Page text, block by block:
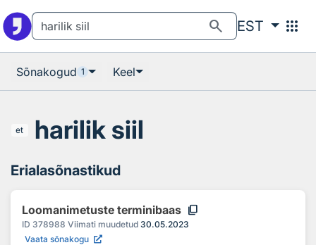
search EST apps
Sõnakogud 1 Keel
et harilik siil
Erialasõnastikud
Loomanimetuste terminibaas content_copy
ID 378988 Viimati muudetud 30.05.2023
Vaata sõnakogu